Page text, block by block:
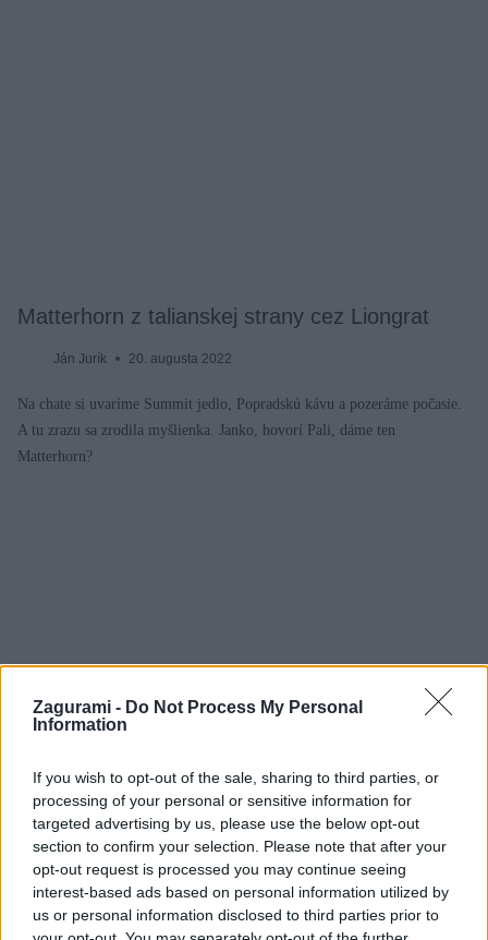
Zagurami - Do Not Process My Personal
Information
If you wish to opt-out of the sale, sharing to third parties, or
processing of your personal or sensitive information for
targeted advertising by us, please use the below opt-out
section to confirm your selection. Please note that after your
opt-out request is processed you may continue seeing
interest-based ads based on personal information utilized by
us or personal information disclosed to third parties prior to
Matterhorn z talianskej strany cez Liongrat
Ján Jurík 20. augusta 2022
Na chate si uvaríme Summit jedlo, Popradskú kávu a pozeráme počasie.
A tu zrazu sa zrodila myšlienka. Janko, hovorí Pali, dáme ten
Matterhorn?
Dufourspitze: Na najvyšší vrch Švajčiarska z
talianskej strany
Martin 23. apríla 2022